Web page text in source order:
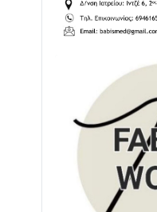
28/07 • 21:46
Διαβάστε την
ΕΚΤΑΚΤΟ –
ΣΤΗΝ
ΑΓΙΟ ΗΛΙΑ ΠΡΙΝ